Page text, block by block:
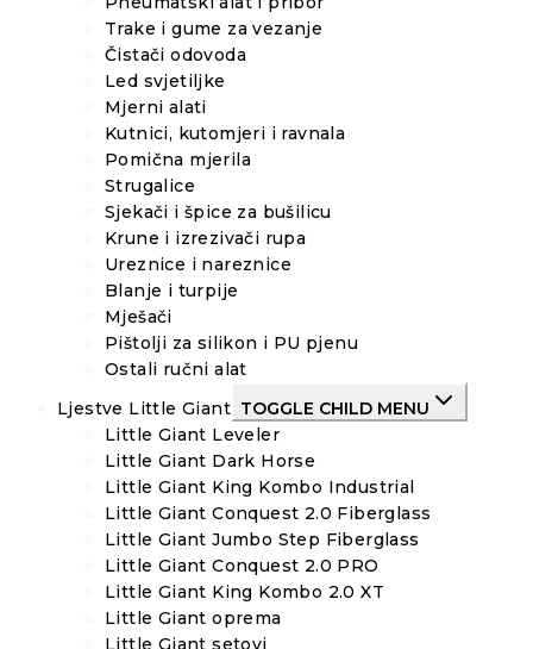
Trake i gume za vezanje
Čistači odovoda
Led svjetiljke
Mjerni alati
Kutnici, kutomjeri i ravnala
Pomična mjerila
Strugalice
Sjekači i špice za bušilicu
Krune i izrezivači rupa
Ureznice i nareznice
Blanje i turpije
Mješači
Pištolji za silikon i PU pjenu
Ostali ručni alat
Ljestve Little Giant TOGGLE CHILD MENU
Little Giant Leveler
Little Giant Dark Horse
Little Giant King Kombo Industrial
Little Giant Conquest 2.0 Fiberglass
Little Giant Jumbo Step Fiberglass
Little Giant Conquest 2.0 PRO
Little Giant King Kombo 2.0 XT
Little Giant oprema
Little Giant setovi